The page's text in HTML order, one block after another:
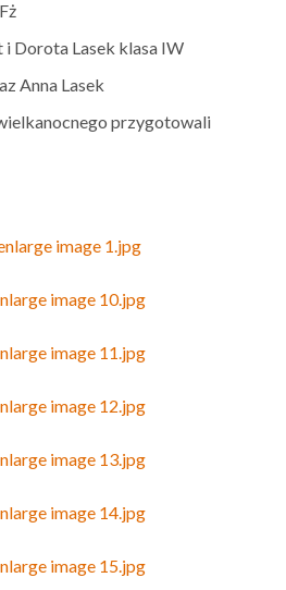
Dorota Lasek klasa IW
Anna Lasek
przygotowali